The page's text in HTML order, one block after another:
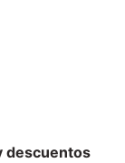
descuentos